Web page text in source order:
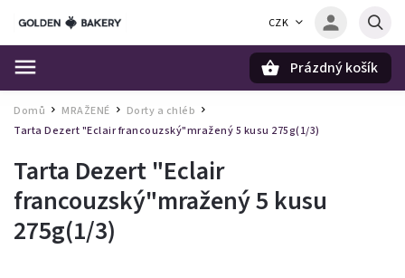
CZK
Prázdný košík
Domů / MRAŽENÉ Dorty a chléb /
Tarta Dezert "Eclair francouzský"mražený 5 kusu 275g(1/3)
Tarta Dezert "Eclair
francouzský"mražený 5 kusu
275g(1/3)